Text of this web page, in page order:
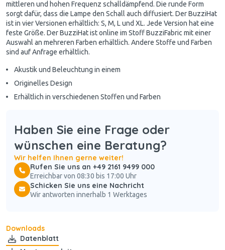
mittleren und hohen Frequenz schalldämpfend. Die runde Form
sorgt dafür, dass die Lampe den Schall auch diffusiert. Der BuzziHat
ist in vier Versionen erhältlich: S, M, L und XL. Jede Version hat eine
feste Größe. Der BuzziHat ist online im Stoff BuzziFabric mit einer
Auswahl an mehreren Farben erhältlich. Andere Stoffe und Farben
sind auf Anfrage erhältlich.
Akustik und Beleuchtung in einem
Originelles Design
Erhältlich in verschiedenen Stoffen und Farben
Haben Sie eine Frage oder
wünschen eine Beratung?
Wir helfen Ihnen gerne weiter!
Rufen Sie uns an +49 2161 9499 000
Erreichbar von 08:30 bis 17:00 Uhr
Schicken Sie uns eine Nachricht
Wir antworten innerhalb 1 Werktages
Downloads
Datenblatt